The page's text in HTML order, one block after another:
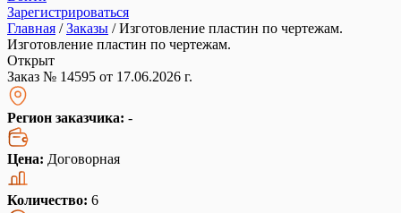
Зарегистрироваться
Главная /Заказы /Изготовление пластин по чертежам.
Изготовление пластин по чертежам.
Открыт
Заказ № 14595 от 17.06.2026 г.
Регион заказчика: -
Цена: Договорная
Количество: 6